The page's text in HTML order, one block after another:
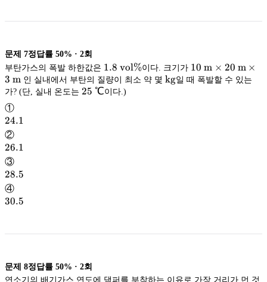
문제 7정답률 50% · 2회
부탄가스의 폭발 하한값은 1.8\
\mathrm{vol\%}
vol%
1.8 vol%이다. 크기가 10\
\mathrm
10 m × 20 m ×
3 m 인 실내에서 부탄의 질량이 최소 약 몇 \mathrm{kg}
kg일 때 폭발할 수 있는
가? (단, 실내 온도는 25\
25 ℃
①
24.1
24.1
②
26.1
26.1
③
28.5
28.5
④
30.5
30.5
문제 8정답률 50% · 2회
연소기의 배기가스 연도에 댐퍼를 부착하는 이유로 가장 거리가 먼 것